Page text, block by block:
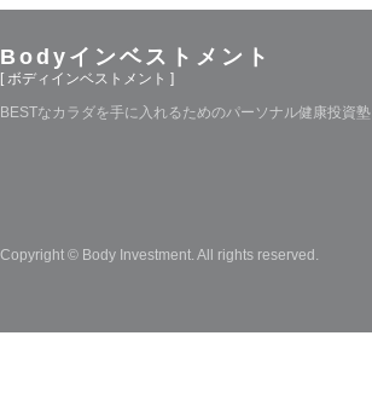
Bodyインベストメント
[ ボディインベストメント ]
BESTなカラダを手に入れるためのパーソナル健康投資塾
Copyright © Body Investment. All rights reserved.